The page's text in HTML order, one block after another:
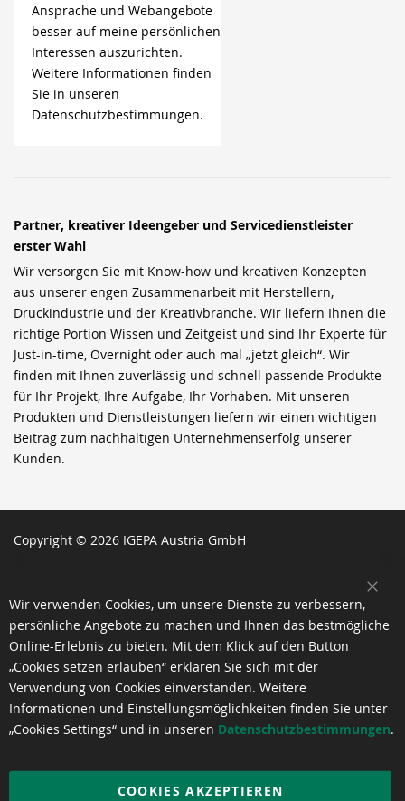
Ansprache und Webangebote
besser auf meine persönlichen
Interessen auszurichten.
Weitere Informationen finden
Sie in unseren
Datenschutzbestimmungen.
Partner, kreativer Ideengeber und Servicedienstleister
erster Wahl
Wir versorgen Sie mit Know-how und kreativen Konzepten
aus unserer engen Zusammenarbeit mit Herstellern,
Druckindustrie und der Kreativbranche. Wir liefern Ihnen die
richtige Portion Wissen und Zeitgeist und sind Ihr Experte für
Just-in-time, Overnight oder auch mal „jetzt gleich“. Wir
finden mit Ihnen zuverlässig und schnell passende Produkte
für Ihr Projekt, Ihre Aufgabe, Ihr Vorhaben. Mit unseren
Produkten und Dienstleistungen liefern wir einen wichtigen
Beitrag zum nachhaltigen Unternehmenserfolg unserer
Kunden.
Copyright © 2026 IGEPA Austria GmbH
Wir verwenden Cookies, um unsere Dienste zu verbessern,
persönliche Angebote zu machen und Ihnen das bestmögliche
Online-Erlebnis zu bieten. Mit dem Klick auf den Button
„Cookies setzen erlauben“ erklären Sie sich mit der
Verwendung von Cookies einverstanden. Weitere
Informationen und Einstellungsmöglichkeiten finden Sie unter
„Cookies Settings“ und in unseren Datenschutzbestimmungen.
COOKIES AKZEPTIEREN